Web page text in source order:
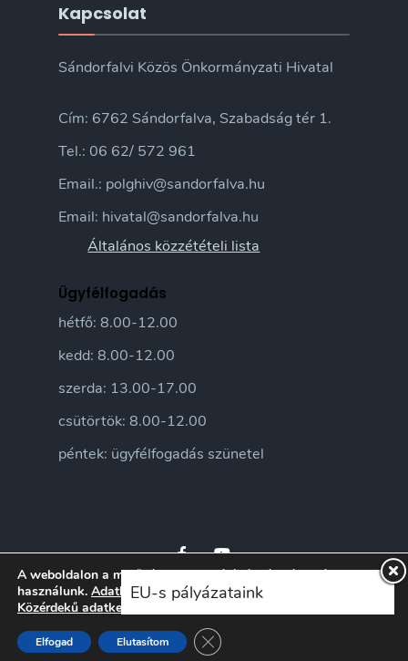
Kapcsolat
Sándorfalvi Közös Önkormányzati Hivatal
Cím: 6762 Sándorfalva, Szabadság tér 1.
Tel.: 06 62/ 572 961
Email.: polghiv@sandorfalva.hu
Email: hivatal@sandorfalva.hu
Általános közzétételi lista
Ügyfélfogadás
hétfő: 8.00-12.00
kedd: 8.00-12.00
szerda: 13.00-17.00
csütörtök: 8.00-12.00
péntek: ügyfélfogadás szünetel
© 2026 Sándorfalva Város honlapja • Sándorfalvi Közös Önkormányzati
Hivatal 2016 | Minden jog fenntartva
EU-s pályázataink
A weboldalon a minőségi felhasználói élmény érdekében sütiket
használunk. Adatkezelési tájékoztatónkatitt ismerheti meg.
Közérdekű adatkezelési szabályzatunkat
Elfogad Elutasítom Close GDPR Cookie Banner